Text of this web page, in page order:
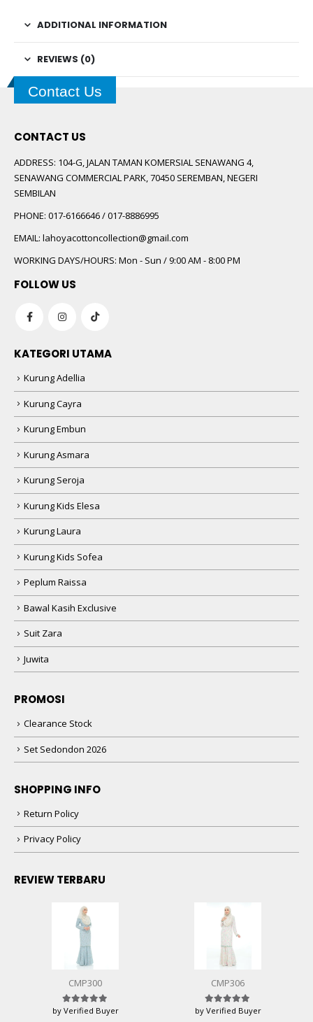
ADDITIONAL INFORMATION
REVIEWS (0)
Contact Us
CONTACT US
ADDRESS: 104-G, JALAN TAMAN KOMERSIAL SENAWANG 4,
SENAWANG COMMERCIAL PARK, 70450 SEREMBAN, NEGERI
SEMBILAN
PHONE: 017-6166646 / 017-8886995
EMAIL: lahoyacottoncollection@gmail.com
WORKING DAYS/HOURS: Mon - Sun / 9:00 AM - 8:00 PM
FOLLOW US
KATEGORI UTAMA
Kurung Adellia
Kurung Cayra
Kurung Embun
Kurung Asmara
Kurung Seroja
Kurung Kids Elesa
Kurung Laura
Kurung Kids Sofea
Peplum Raissa
Bawal Kasih Exclusive
Suit Zara
Juwita
PROMOSI
Clearance Stock
Set Sedondon 2026
SHOPPING INFO
Return Policy
Privacy Policy
REVIEW TERBARU
CMP300
Rated5 out of 5
by Verified Buyer
CMP306
Rated5 out of 5
by Verified Buyer